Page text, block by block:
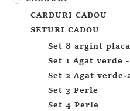
CARDURI CADOU
SETURI CADOU
Set 8 argint
Set 1 Agat verde
Set 2 Agat
Set 3 Perle
Set 4 Perle